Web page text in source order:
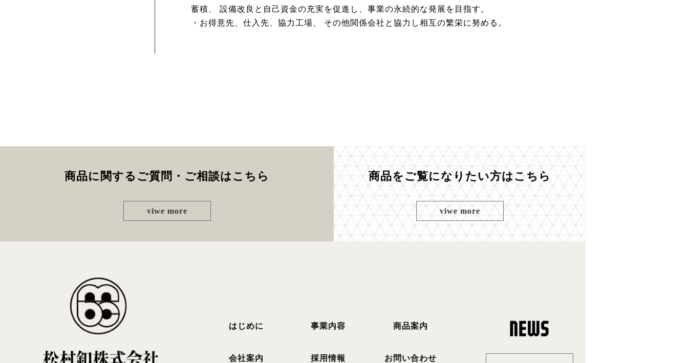
蓄積、 設備改良と自己資金の充実を促進し、事業の永続的な発展を目指す。
・お得意先、仕入先、協力工場、 その他関係会社と協力し相互の繁栄に努める。
商品に関するご質問・ご相談はこちら
viwe more
商品をご覧になりたい方はこちら
viwe more
はじめに 事業内容 商品案内
会社案内 採用情報 お問い合わせ